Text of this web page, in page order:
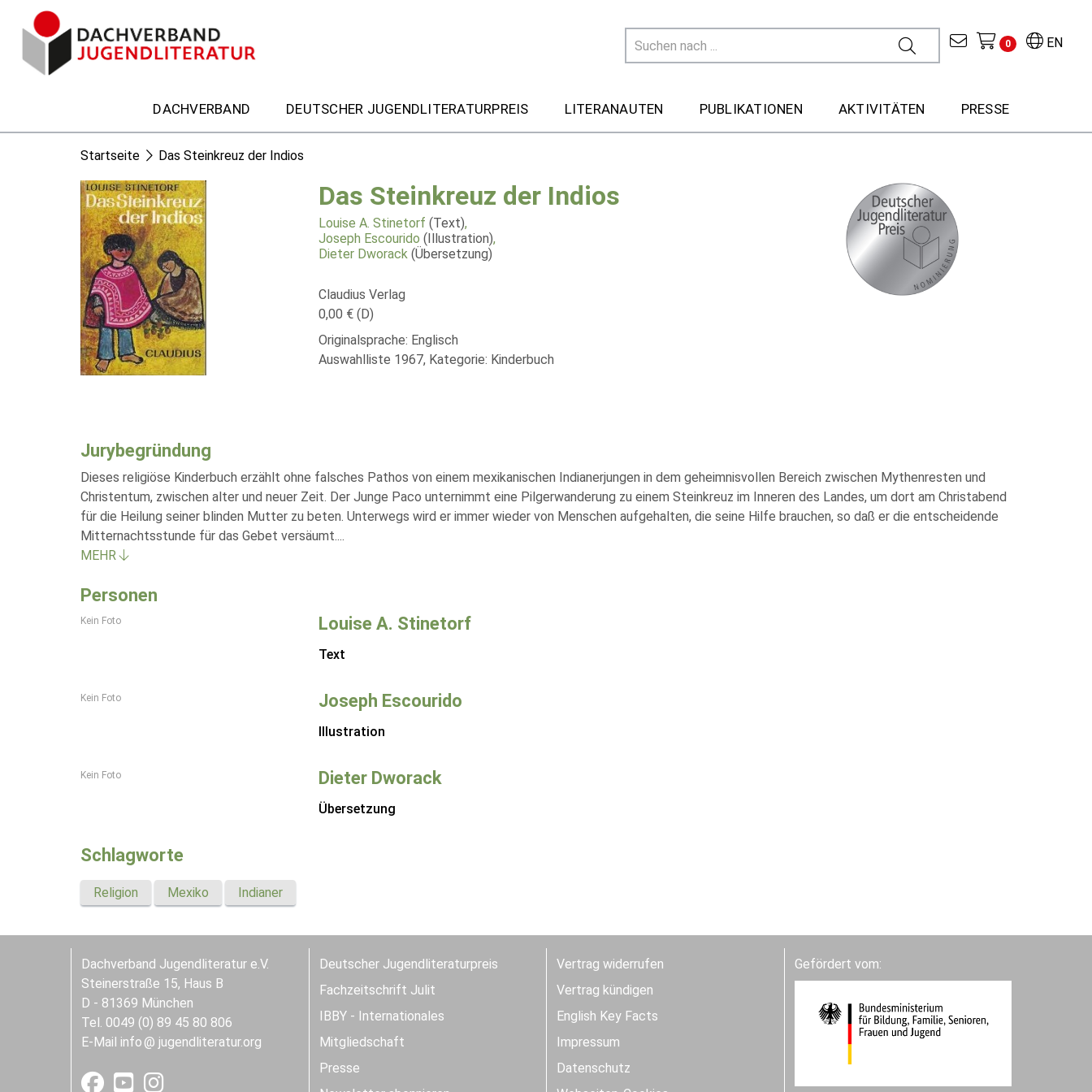
EN
0
DACHVERBAND DEUTSCHER JUGENDLITERATURPREIS LITERANAUTEN PUBLIKATIONEN AKTIVITÄTEN PRESSE
Startseite Das Steinkreuz der Indios
Das Steinkreuz der Indios
Louise A. Stinetorf (Text),
Joseph Escourido (Illustration),
Dieter Dworack (Übersetzung)
Claudius Verlag
0,00 € (D)
Originalsprache: Englisch
Auswahlliste 1967, Kategorie: Kinderbuch
Jurybegründung
Dieses religiöse Kinderbuch erzählt ohne falsches Pathos von einem mexikanischen Indianerjungen in dem geheimnisvollen Bereich zwischen Mythenresten und
Christentum, zwischen alter und neuer Zeit. Der Junge Paco unternimmt eine Pilgerwanderung zu einem Steinkreuz im Inneren des Landes, um dort am Christabend
für die Heilung seiner blinden Mutter zu beten. Unterwegs wird er immer wieder von Menschen aufgehalten, die seine Hilfe brauchen, so daß er die entscheidende
Mitternachtsstunde für das Gebet versäumt....
MEHR
Personen
Kein Foto Louise A. Stinetorf
Text
Kein Foto Joseph Escourido
Illustration
Kein Foto Dieter Dworack
Übersetzung
Schlagworte
Religion Mexiko Indianer
Dachverband Jugendliteratur e.V.
Steinerstraße 15, Haus B
D - 81369 München
Tel. 0049 (0) 89 45 80 806
E-Mail info jugendliteratur.org
Deutscher Jugendliteraturpreis
Fachzeitschrift Julit
IBBY - Internationales
Mitgliedschaft
Presse
Vertrag widerrufen
Vertrag kündigen
English Key Facts
Impressum
Datenschutz
Gefördert vom: